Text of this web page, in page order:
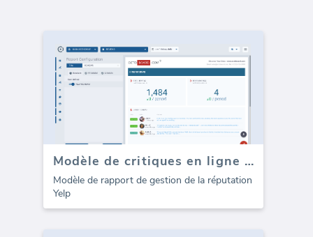
Modèle de critiques en ligne Yelp (Rapport)
Modèle de rapport de gestion de la réputation
Yelp